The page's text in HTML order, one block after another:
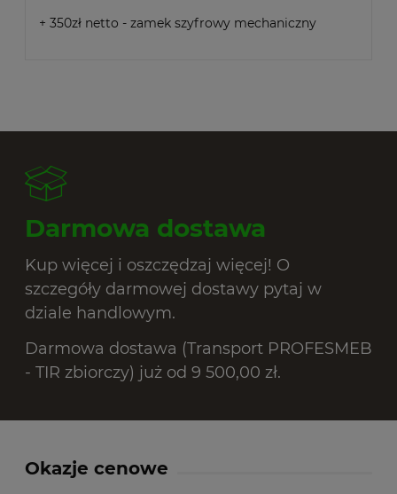
+ 350zł netto - zamek szyfrowy mechaniczny
Darmowa dostawa
Kup więcej i oszczędzaj więcej! O
szczegóły darmowej dostawy pytaj w
dziale handlowym.
Darmowa dostawa (Transport PROFESMEB
- TIR zbiorczy) już od 9 500,00 zł.
Okazje cenowe